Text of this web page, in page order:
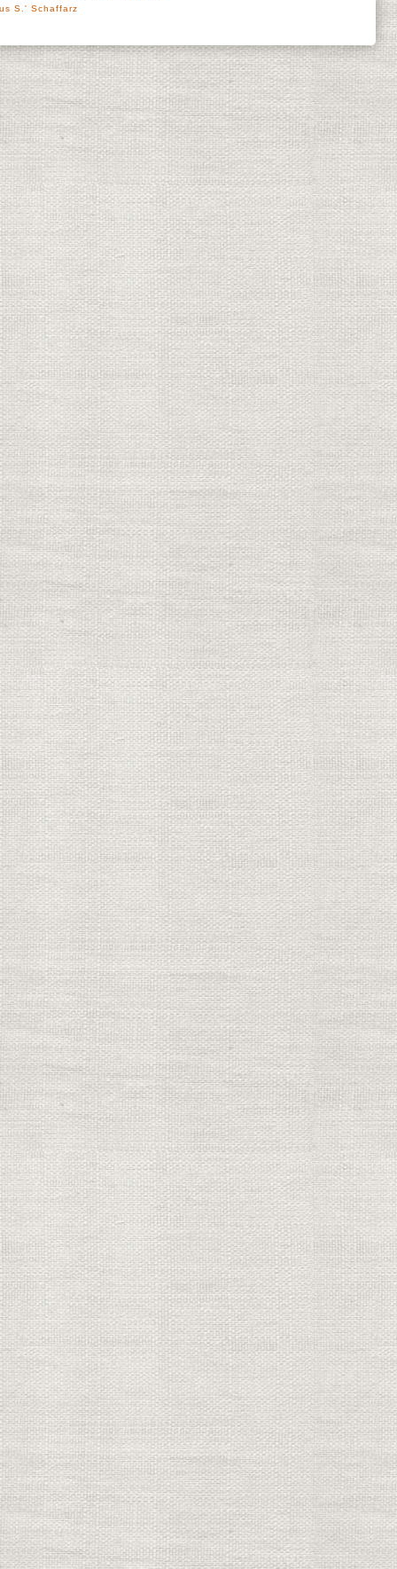
S.' Schaffarz